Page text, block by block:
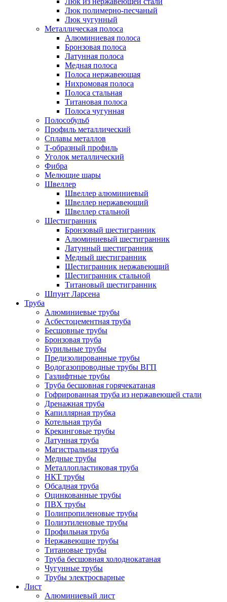
Люк полимерно-песчаный
Люк чугунный
Металлическая полоса
Алюминиевая полоса
Бронзовая полоса
Латунная полоса
Медная полоса
Полоса нержавеющая
Нихромовая полоса
Полоса стальная
Титановая полоса
Полоса чугунная
Полособульб
Профиль металлический
Сплавы металлов
Т-образный профиль
Уголок металлический
Фибра
Мелющие шары
Швеллер
Швеллер алюминиевый
Швеллер нержавеющий
Швеллер стальной
Шестигранник
Бронзовый шестигранник
Алюминиевый шестигранник
Латунный шестигранник
Медный шестигранник
Шестигранник нержавеющий
Шестигранник стальной
Титановый шестигранник
Шпунт Ларсена
Труба
Алюминиевые трубы
Асбестоцементная труба
Бесшовные трубы
Бронзовая труба
Бурильные трубы
Предизолированные трубы
Водогазопроводные трубы ВГП
Газлифтные трубы
Труба бесшовная горячекатаная
Гофрированная труба из нержавеющей стали
Дренажная труба
Капиллярная трубка
Котельная труба
Крекинговые трубы
Латунная труба
Магистральная труба
Медные трубы
Металлопластиковая труба
НКТ трубы
Обсадная труба
Оцинкованные трубы
ПВХ трубы
Полипропиленовые трубы
Полиэтиленовые трубы
Профильная труба
Нержавеющие трубы
Титановые трубы
Труба бесшовная холоднокатаная
Чугунные трубы
Трубы электросварные
Лист
Алюминиевый лист